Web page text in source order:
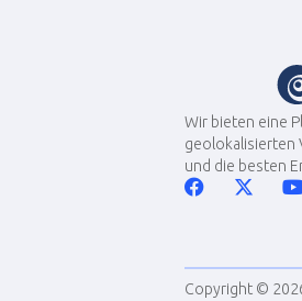
Wir bieten eine
geolokalisierten
und die besten
Copyright ©